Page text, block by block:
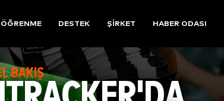
ÖĞRENME DESTEK ŞIRKET HABER ODASI
BAKIŞ